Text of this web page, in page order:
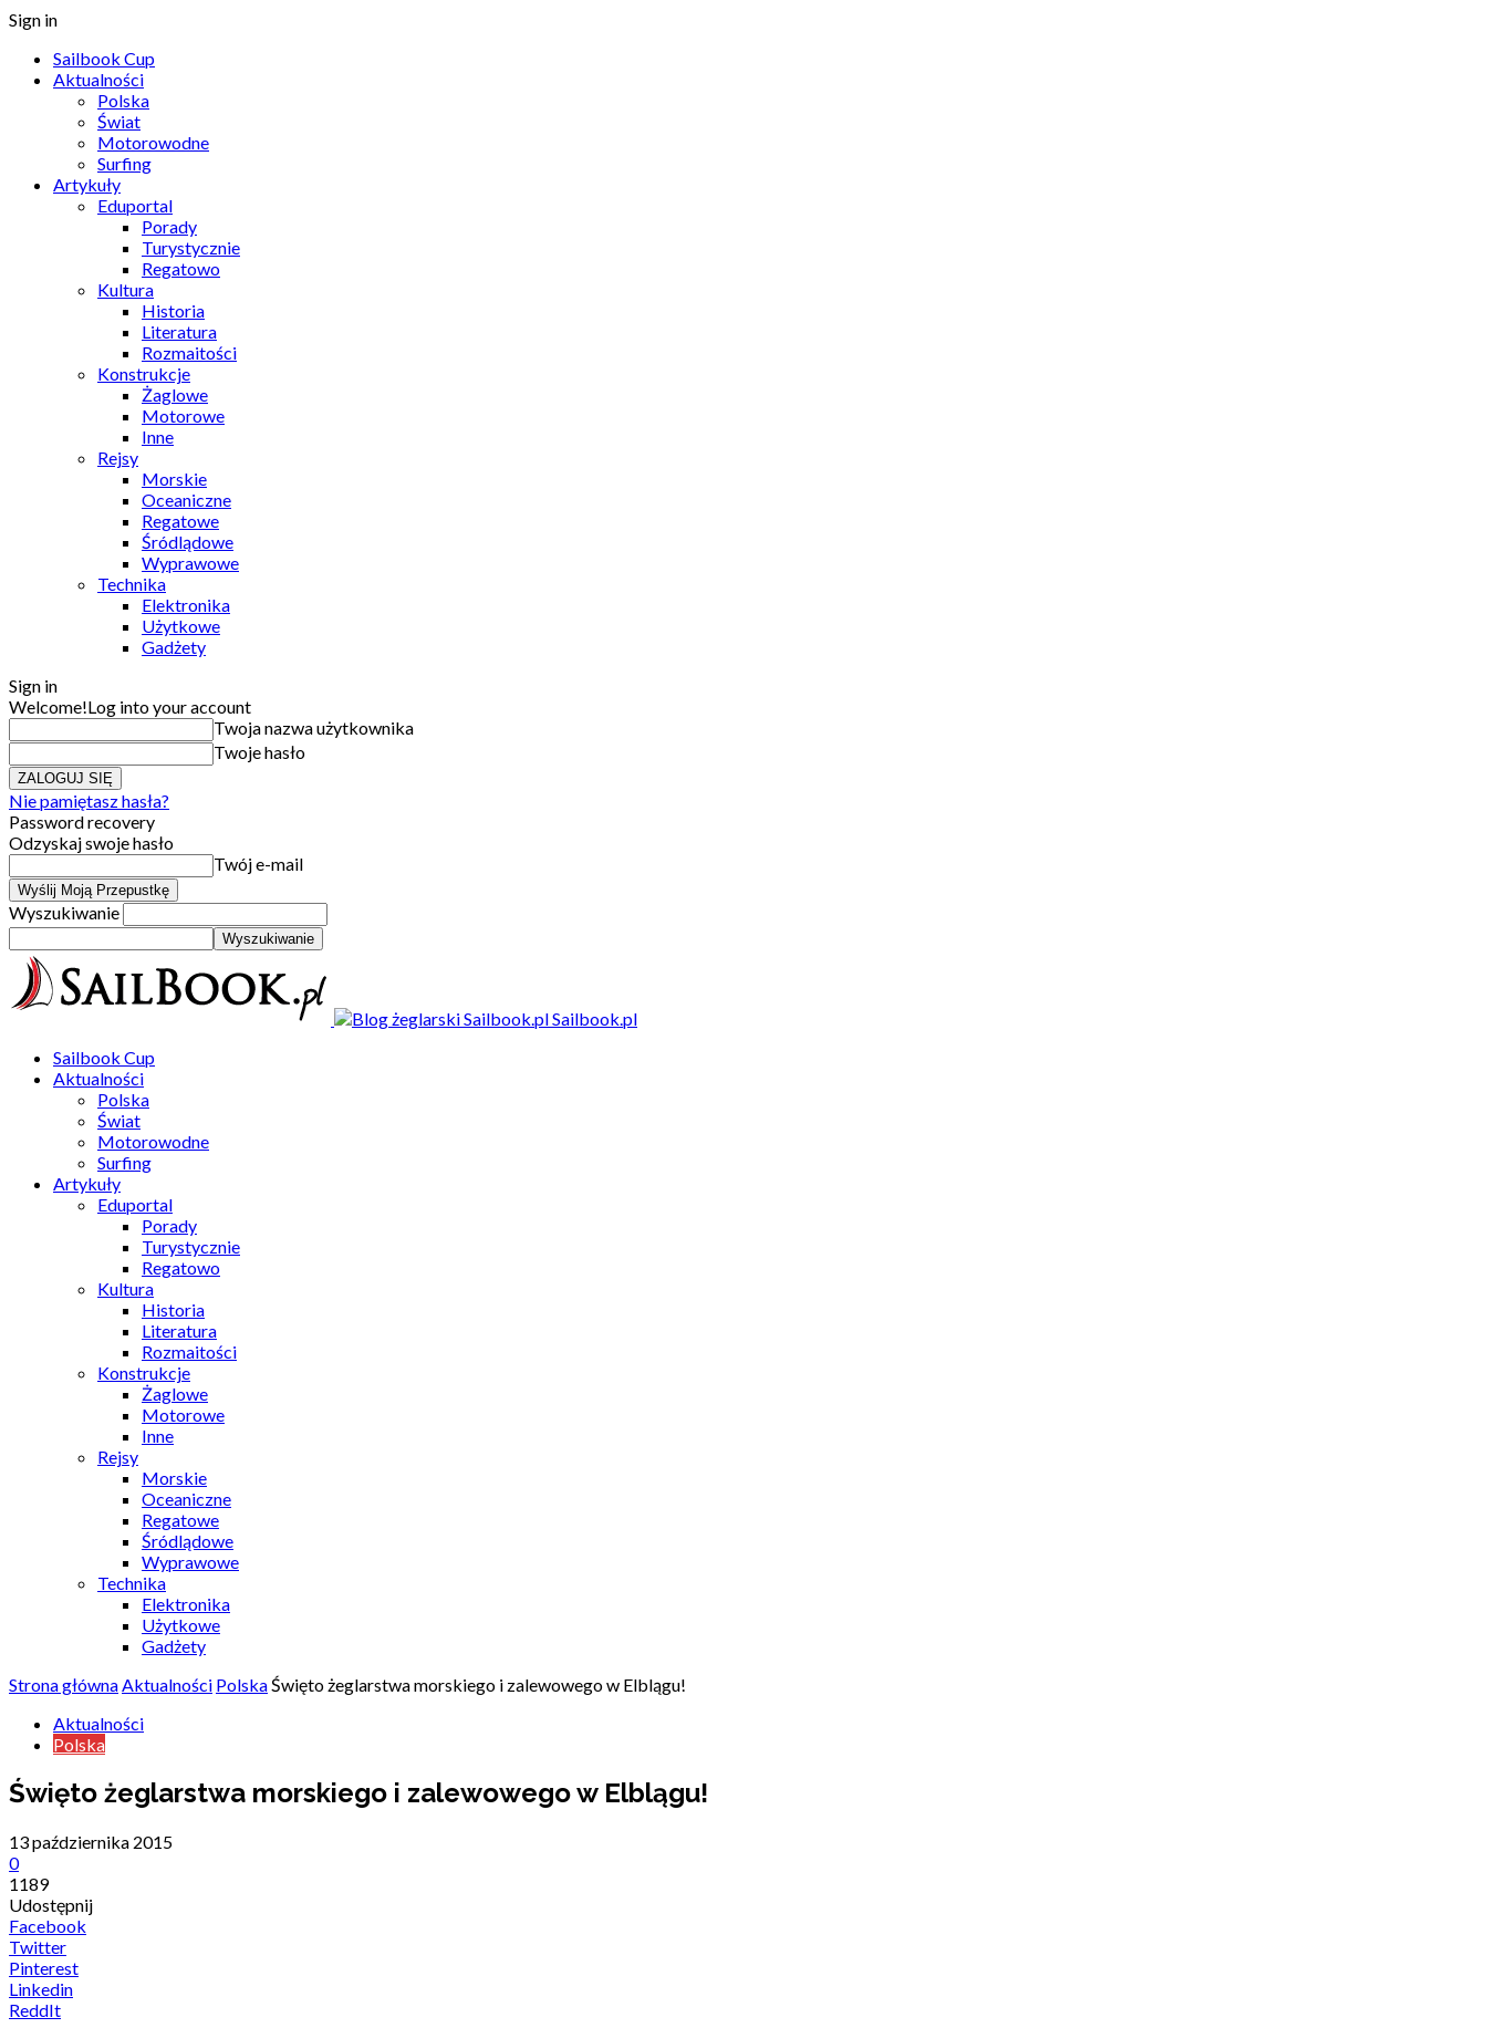
Sign in
Sailbook Cup
Aktualności
Polska
Świat
Motorowodne
Surfing
Artykuły
Eduportal
Porady
Turystycznie
Regatowo
Kultura
Historia
Literatura
Rozmaitości
Konstrukcje
Żaglowe
Motorowe
Inne
Rejsy
Morskie
Oceaniczne
Regatowe
Śródlądowe
Wyprawowe
Technika
Elektronika
Użytkowe
Gadżety
Sign in
Welcome!Log into your account
Twoja nazwa użytkownika
Twoje hasło
Nie pamiętasz hasła?
Password recovery
Odzyskaj swoje hasło
Twój e-mail
Wyszukiwanie
Sailbook.pl
Sailbook Cup
Aktualności
Polska
Świat
Motorowodne
Surfing
Artykuły
Eduportal
Porady
Turystycznie
Regatowo
Kultura
Historia
Literatura
Rozmaitości
Konstrukcje
Żaglowe
Motorowe
Inne
Rejsy
Morskie
Oceaniczne
Regatowe
Śródlądowe
Wyprawowe
Technika
Elektronika
Użytkowe
Gadżety
Strona głównaAktualności PolskaŚwięto żeglarstwa morskiego i zalewowego w Elblągu!
Aktualności
Polska
Święto żeglarstwa morskiego i zalewowego w Elblągu!
13 października 2015
0
1189
Udostępnij
Facebook
Twitter
Pinterest
Linkedin
ReddIt